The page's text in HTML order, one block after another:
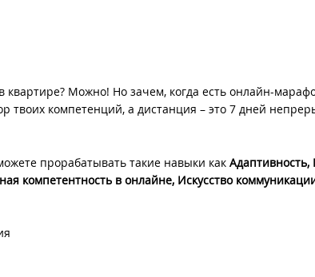
Можно! Но зачем, когда есть онлайн-
твоих компетенций, а дистанция – это 7 дней
прорабатывать такие навыки как
компетентность в онлайне, Искусство